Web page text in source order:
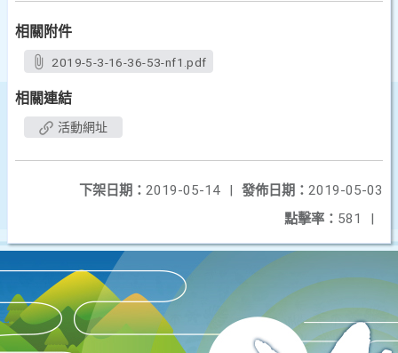
相關附件
2019-5-3-16-36-53-nf1.pdf
相關連結
活動網址
發佈日期： 2019-05-03
下架日期： 2019-05-14
|
點擊率： 581 |